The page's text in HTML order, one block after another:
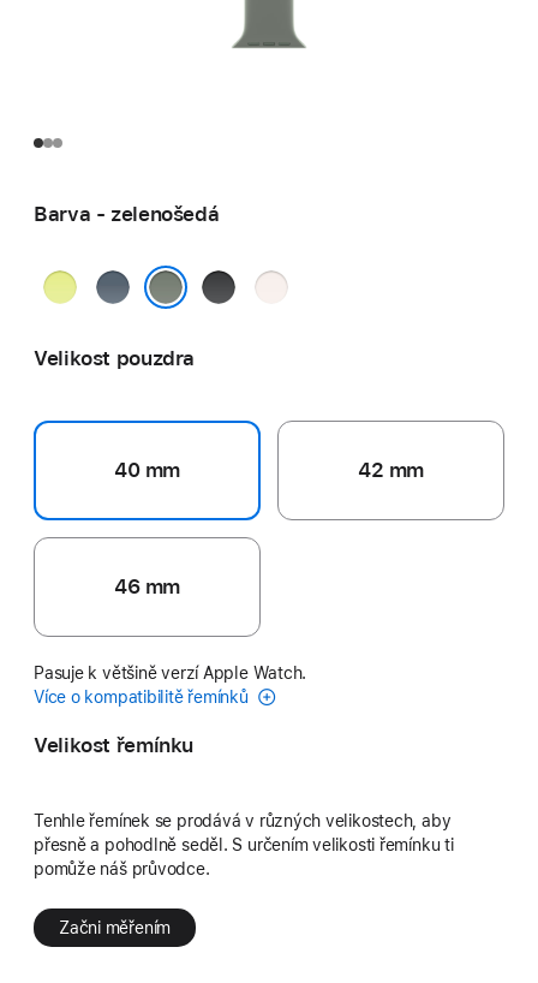
Barva - zelenošedá
neonověocelově
černá světle
Velikost pouzdra
40 mm 42 mm
46 mm
Pasuje k většině verzí Apple Watch.
Více o kompatibilitě řemínků
Velikost řemínku
Tenhle řemínek se prodává v různých velikostech, aby
přesně a pohodlně seděl. S určením velikosti řemínku ti
pomůže náš průvodce.
Začni měřením